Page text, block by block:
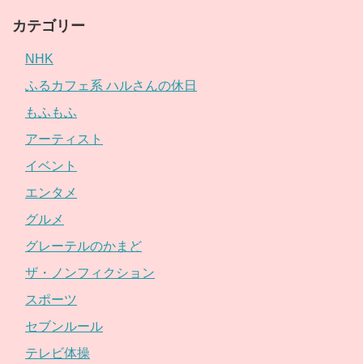
カテゴリー
NHK
ふるカフェ系 ハルさんの休日
もふもふ
アーティスト
イベント
エンタメ
グルメ
グレーテルのかまど
ザ・ノンフィクション
スポーツ
セブンルール
テレビ体操